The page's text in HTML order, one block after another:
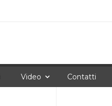
Video Contatti